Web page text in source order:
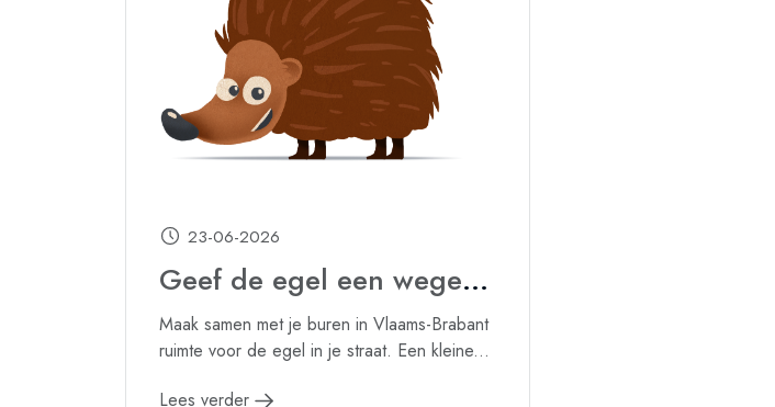
23-06-2026
Geef de egel een wegel via Behaag je tuin in Vlaams-Brabant
Maak samen met je buren in Vlaams-Brabant
ruimte voor de egel in je straat. Een kleine...
Lees verder